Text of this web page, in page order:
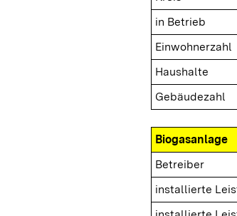
in Betrieb
Einwohnerzahl
Haushalte
Gebäudezahl
Biogasanlage
Betreiber
installierte